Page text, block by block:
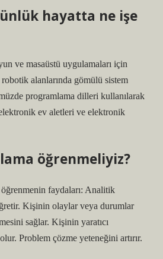
hayatta ne işe
ve masaüstü uygulamaları için
alanlarında gömülü sistem
programlama dilleri kullanılarak
ev aletleri ve elektronik
öğrenmeliyiz?
faydaları: Analitik
Kişinin olaylar veya durumlar
sağlar. Kişinin yaratıcı
Problem çözme yeteneğini artırır.